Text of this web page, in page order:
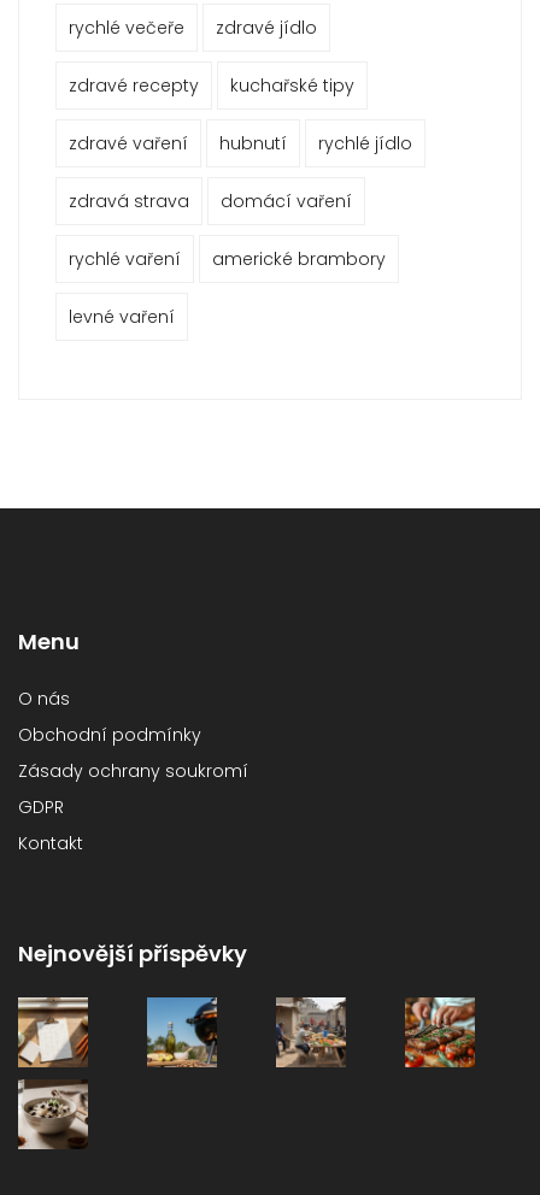
rychlé večeře zdravé jídlo
zdravé recepty kuchařské tipy
zdravé vaření hubnutí rychlé jídlo
zdravá strava domácí vaření
rychlé vaření americké brambory
levné vaření
Menu
O nás
Obchodní podmínky
Zásady ochrany soukromí
GDPR
Kontakt
Nejnovější příspěvky